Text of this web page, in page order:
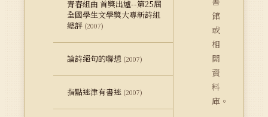
青春組曲 首獎出爐--第25屆
全國學生文學獎大專新詩組
總評 (2007)
論詩絕句的聯想 (2007)
指點迷津有書迷 (2007)
館
或
相
關
資
料
庫。